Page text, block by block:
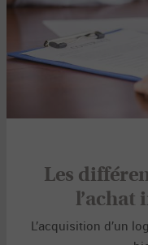
Les
L’acquisition d’un